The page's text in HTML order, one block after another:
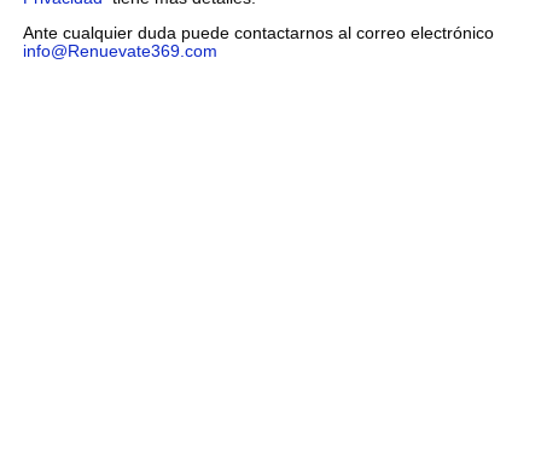
Ante cualquier duda puede contactarnos al correo electrónico
info@Renuevate369.com